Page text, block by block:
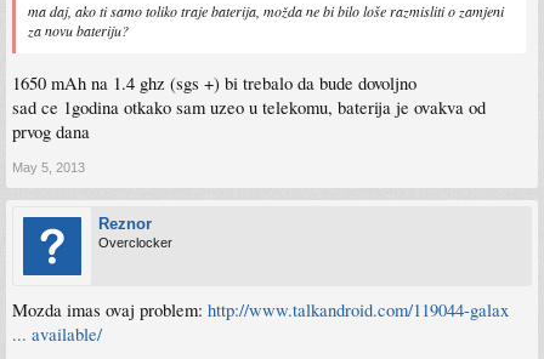
ma daj, ako ti samo toliko traje baterija, možda ne bi bilo loše razmisliti o zamjeni
za novu bateriju?
1650 mAh na 1.4 ghz (sgs +) bi trebalo da bude dovoljno
sad ce 1godina otkako sam uzeo u telekomu, baterija je ovakva od
prvog dana
May 5, 2013
Reznor
Overclocker
Mozda imas ovaj problem: http://www.talkandroid.com/119044-galax
... available/